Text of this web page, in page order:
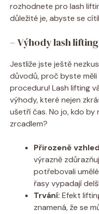
rozhodnete pro lash
důležité je, abyste se
– Výhody lash
Jestliže jste ještě
důvodů, proč byste
proceduru! Lash lifting
výhody, které nejen
ušetří čas. No jo, kdo
zrcadlem?
Přirozeně
výrazně
potřebovali
řasy vypadají
Trvání: Efekt
znamená, že se